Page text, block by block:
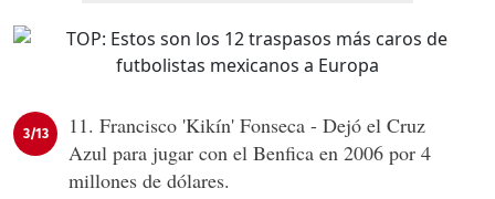
3/13
11. Francisco 'Kikín' Fonseca - Dejó el Cruz
Azul para jugar con el Benfica en 2006 por 4
millones de dólares.